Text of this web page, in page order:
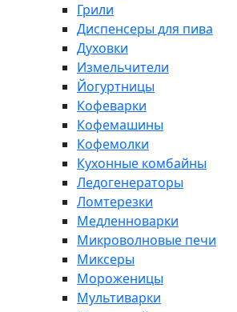
Грили
Диспенсеры для пива
Духовки
Измельчители
Йогуртницы
Кофеварки
Кофемашины
Кофемолки
Кухонные комбайны
Ледогенераторы
Ломтерезки
Медленноварки
Микроволновые печи
Миксеры
Мороженицы
Мультиварки